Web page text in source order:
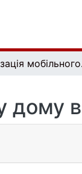
дому